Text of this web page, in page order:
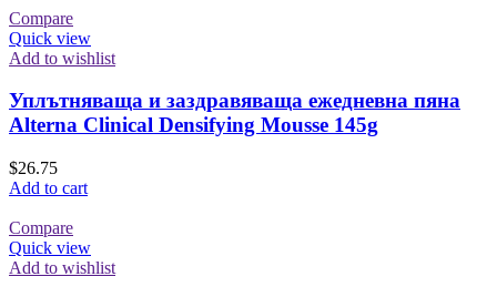
Compare
Quick view
Add to wishlist
Уплътняваща и заздравяваща ежедневна пяна
Alterna Clinical Densifying Mousse 145g
$26.75
Add to cart
Compare
Quick view
Add to wishlist